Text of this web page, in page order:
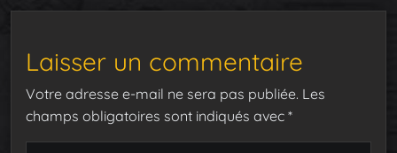
Laisser un commentaire
Votre adresse e-mail ne sera pas publiée. Les
champs obligatoires sont indiqués avec *